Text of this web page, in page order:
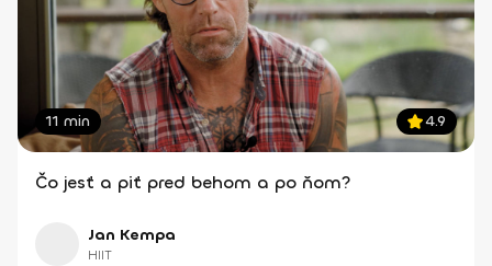
11 min 4.9
Čo jesť a piť pred behom a po ňom?
Jan Kempa
HIIT